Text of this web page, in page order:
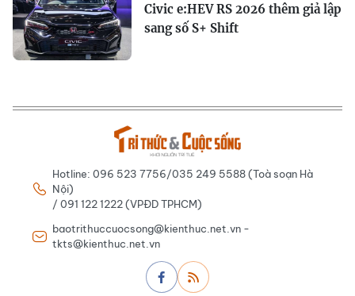
Civic e:HEV RS 2026 thêm giả lập
sang số S+ Shift
Hotline: 096 523 7756/035 249 5588 (Toà soạn Hà
Nội)
/ 091 122 1222 (VPĐD TPHCM)
baotrithuccuocsong@kienthuc.net.vn -
tkts@kienthuc.net.vn